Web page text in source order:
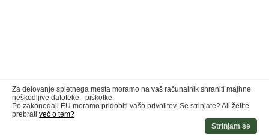
Za delovanje spletnega mesta moramo na vaš računalnik shraniti majhne
neškodljive datoteke - piškotke.
Po zakonodaji EU moramo pridobiti vašo privolitev. Se strinjate? Ali želite
prebrati več o tem?
Strinjam se